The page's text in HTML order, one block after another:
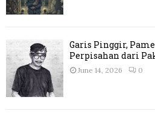
Garis Pinggir,
Perpisahan dari
June 14, 2026 0